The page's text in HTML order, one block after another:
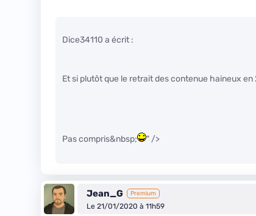
Dice34110 a écrit :
Et si plutôt que le retrait des contenue haineux
Pas compris&nbsp; " />
Jean_G Premium
Le 21/01/2020 à 11h59